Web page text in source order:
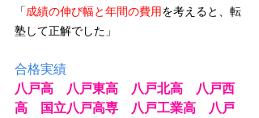
「成績の伸び幅と年間の費用を考えると、転
塾して正解でした」
合格実績
八戸高　八戸東高　八戸北高　八戸西
高　国立八戸高専　八戸工業高　八戸